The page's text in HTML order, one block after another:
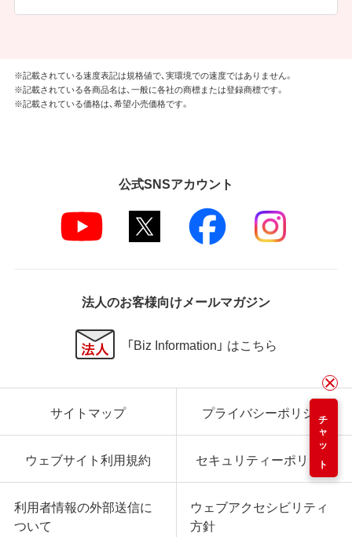
チャット
※記載されている速度表記は規格値で、実環境での速度ではありません。
※記載されている各商品名は、一般に各社の商標または登録商標です。
※記載されている価格は、希望小売価格です。
公式SNSアカウント
法人のお客様向けメールマガジン
「Biz Information」 はこちら
サイトマップ プライバシーポリシー
ウェブサイト利用規約 セキュリティーポリシー
利用者情報の外部送信に
ついて
ウェブアクセシビリティ
方針